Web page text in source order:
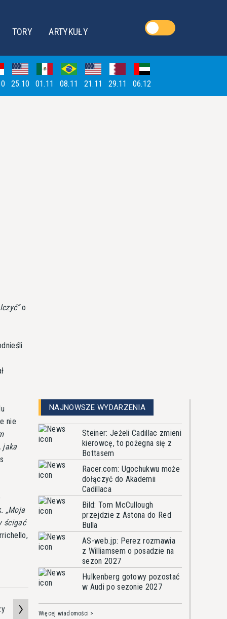
TORY ARTYKUŁY
25.10 01.11 08.11 21.11 29.11 06.12
o
nie
jaka
Moja
ścigać
NAJNOWSZE WYDARZENIA
Steiner: Jeżeli Cadillac zmieni
kierowcę, to pożegna się z
Bottasem
Racer.com: Ugochukwu może
dołączyć do Akademii
Cadillaca
Bild: Tom McCullough
przejdzie z Astona do Red
Bulla
AS-web.jp: Perez rozmawia
z Williamsem o posadzie na
sezon 2027
Hulkenberg gotowy pozostać
w Audi po sezonie 2027
Więcej wiadomości >